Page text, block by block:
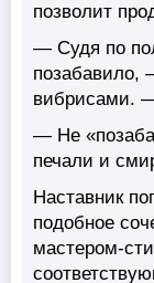
позволит
— Судя по
позабавило,
вибрисами.
— Не
печали и
Наставник
подобное
мастером-